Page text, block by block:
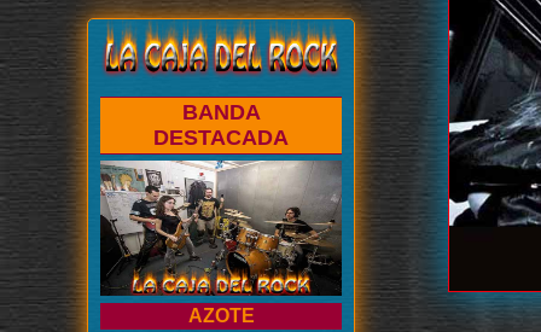
BANDA
DESTACADA
AZOTE